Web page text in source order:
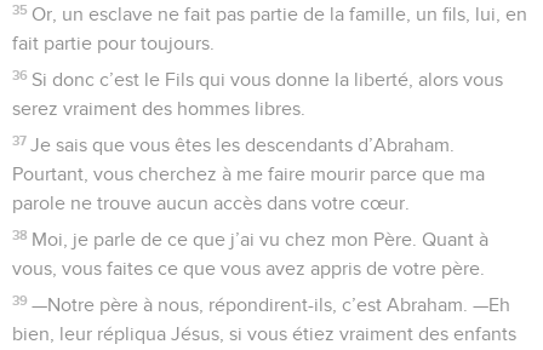
35 Or, un esclave ne fait pas partie de la famille, un fils, lui, en
fait partie pour toujours.
36 Si donc c’est le Fils qui vous donne la liberté, alors vous
serez vraiment des hommes libres.
37 Je sais que vous êtes les descendants d’Abraham.
Pourtant, vous cherchez à me faire mourir parce que ma
parole ne trouve aucun accès dans votre cœur.
38 Moi, je parle de ce que j’ai vu chez mon Père. Quant à
vous, vous faites ce que vous avez appris de votre père.
39 —Notre père à nous, répondirent-ils, c’est Abraham. —Eh
bien, leur répliqua Jésus, si vous étiez vraiment des enfants